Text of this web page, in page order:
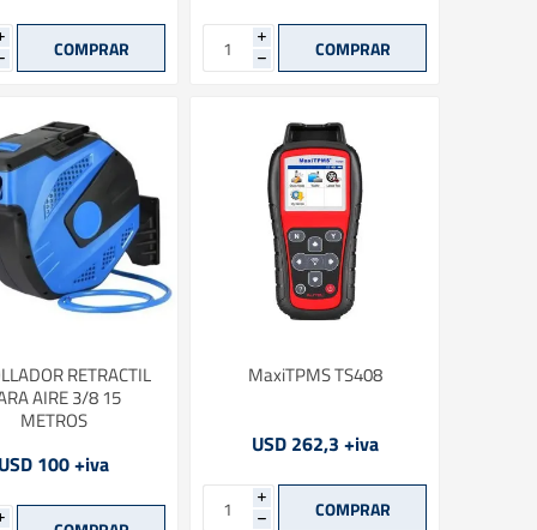
i
h
RETRACTIL
AIRE 3/8 15
METROS
USD 100 +iva
MaxiTPMS TS408
USD 262,3 +iva
i
h